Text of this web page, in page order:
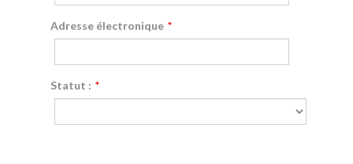
Adresse électronique *
Statut : *